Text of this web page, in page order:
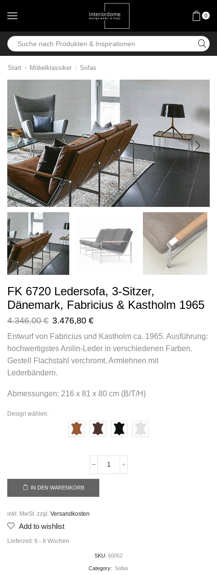
0
Start Möbelklassiker Sofas
FK 6720 Ledersofa, 3-Sitzer,
Dänemark, Fabricius & Kastholm 1965
4.346,00€ 3.476,80 €
Entwurf von Fabricius und Kastholm ca. 1965. Ausführung:
hochwertigstes Anilin-Leder in verschiedenen Farben.
Gestell Flachstahl verchromt. Armlehnen mit
Lederbändern.
Abmessungen: 216 x 81 x 80 cm (B/T/H)
Design wählen:
IN DEN WARENKORB
inkl. MwSt. zzgl. Versandkosten
Add to wishlist
Lieferzeit: 6 - 8 Wochen
SKU: 60052
Category: Sofas